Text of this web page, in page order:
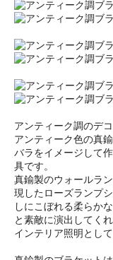
アンティーク調のデ
アンティーク色の真
バラをイメージして
具です。
真鍮製のウォールラ
現したローズランプ
しにこぼれる柔らか
と素敵に演出してく
インテリア照明とし